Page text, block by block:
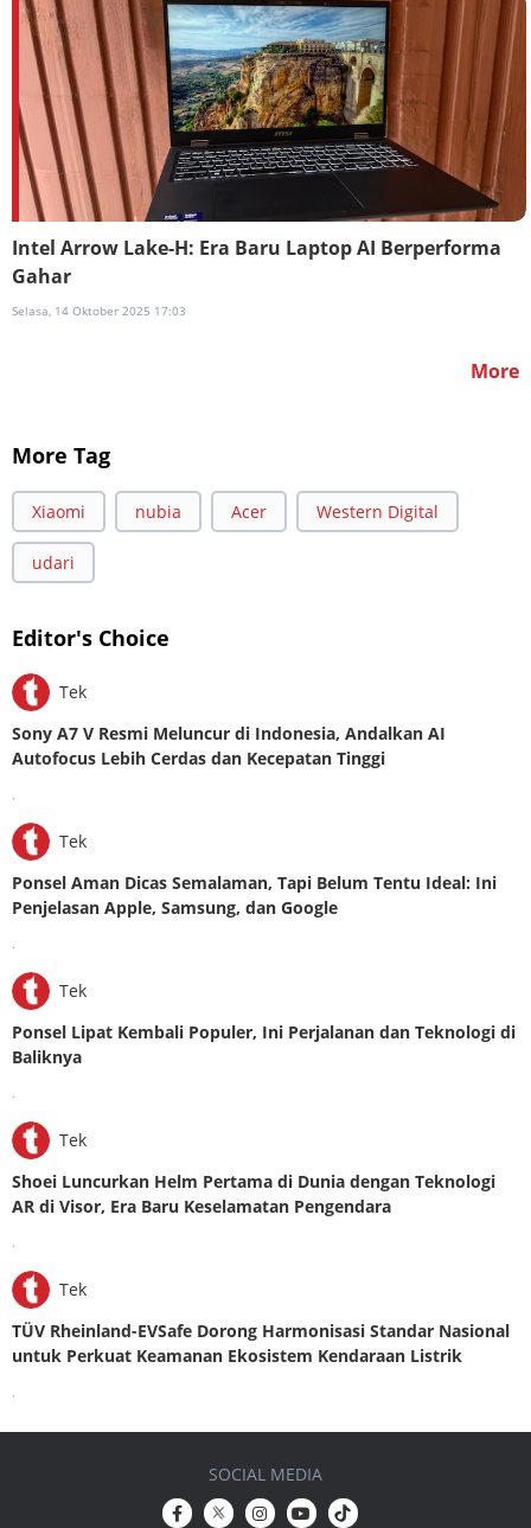
Intel Arrow Lake-H: Era Baru Laptop AI Berperforma
Gahar
Selasa, 14 Oktober 2025 17:03
More
More Tag
Xiaomi nubia Acer Western Digital
udari
Editor's Choice
Tek
Sony A7 V Resmi Meluncur di Indonesia, Andalkan AI
Autofocus Lebih Cerdas dan Kecepatan Tinggi
.
Tek
Ponsel Aman Dicas Semalaman, Tapi Belum Tentu Ideal: Ini
Penjelasan Apple, Samsung, dan Google
.
Tek
Ponsel Lipat Kembali Populer, Ini Perjalanan dan Teknologi di
Baliknya
.
Tek
Shoei Luncurkan Helm Pertama di Dunia dengan Teknologi
AR di Visor, Era Baru Keselamatan Pengendara
.
Tek
TÜV Rheinland-EVSafe Dorong Harmonisasi Standar Nasional
untuk Perkuat Keamanan Ekosistem Kendaraan Listrik
.
SOCIAL MEDIA